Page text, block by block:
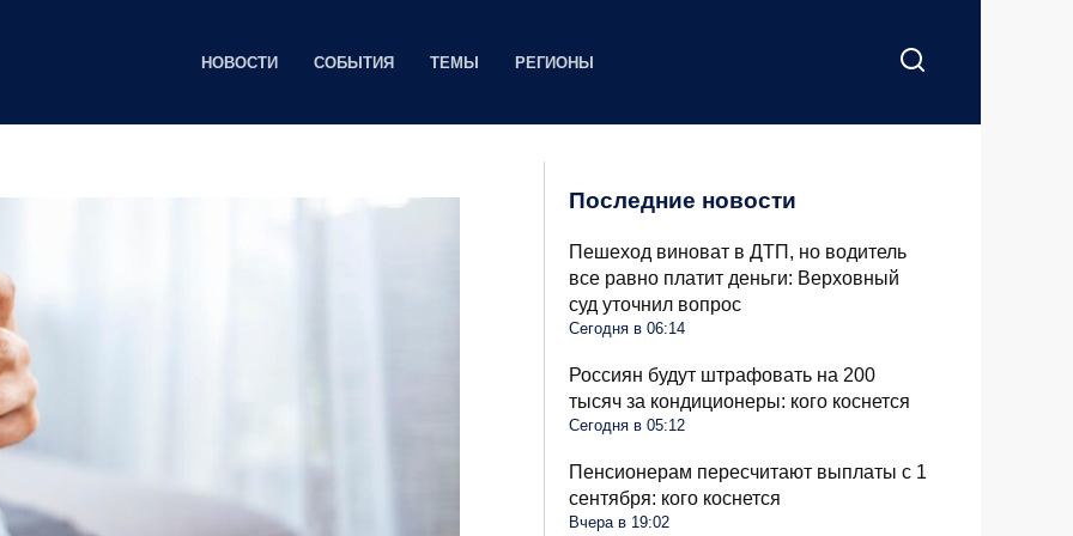
НОВОСТИ СОБЫТИЯ ТЕМЫ РЕГИОНЫ
Последние новости
Пешеход виноват в ДТП, но водитель
все равно платит деньги: Верховный
суд уточнил вопрос
Сегодня в 06:14
Россиян будут штрафовать на 200
тысяч за кондиционеры: кого коснется
Сегодня в 05:12
Пенсионерам пересчитают выплаты с 1
сентября: кого коснется
Вчера в 19:02